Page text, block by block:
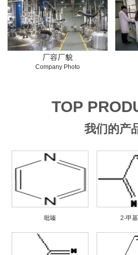
厂容厂貌
Company Photo
TOP
我们的产
吡嗪 2-甲